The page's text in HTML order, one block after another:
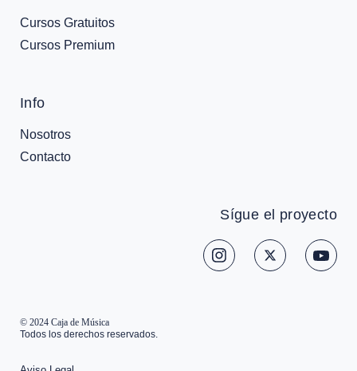
Cursos Gratuitos
Cursos Premium
Info
Nosotros
Contacto
Sígue el proyecto
© 2024 Caja de Música
Todos los derechos reservados.